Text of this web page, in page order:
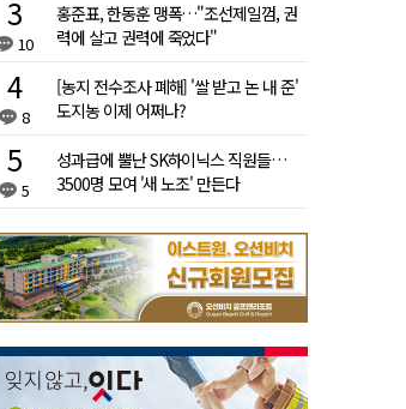
10
홍준표, 한동훈 맹폭…"조선제일껌, 권
력에 살고 권력에 죽었다"
8
[농지 전수조사 폐해] '쌀 받고 논 내 준'
도지농 이제 어쩌나?
5
성과급에 뿔난 SK하이닉스 직원들…
3500명 모여 '새 노조' 만든다